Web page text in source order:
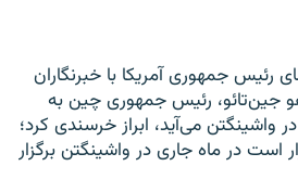
رئیس جمهوری آمریکا با خبرنگاران
جین‌تائو، رئیس جمهوری چین به
می‌آید، ابراز خرسندی کرد؛
در ماه جاری در واشینگتن برگزار